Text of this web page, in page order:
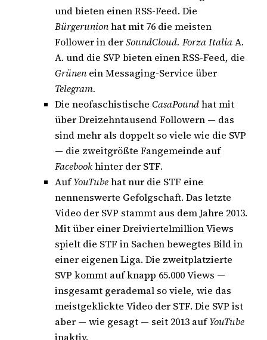
und bieten einen RSS-Feed. Die
Bürgerunionhat mit 76 die meisten
Follower in derSoundCloud. Forza ItaliaA.
A. und die SVP bieten einen RSS-Feed, die
Grünen ein Messaging-Service über
Telegram.
Die neofaschistische CasaPoundhat mit
über Dreizehntausend Followern — das
sind mehr als doppelt so viele wie die SVP
— die zweitgrößte Fangemeinde auf
Facebookhinter der STF.
AufYouTubehat nur die STF eine
nennenswerte Gefolgschaft. Das letzte
Video der SVP stammt aus dem Jahre 2013.
Mit über einer Dreiviertelmillion Views
spielt die STF in Sachen bewegtes Bild in
einer eigenen Liga. Die zweitplatzierte
SVP kommt auf knapp 65.000 Views —
insgesamt gerademal so viele, wie das
meistgeklickte Video der STF. Die SVP ist
aber — wie gesagt — seit 2013 aufYouTube
inaktiv.